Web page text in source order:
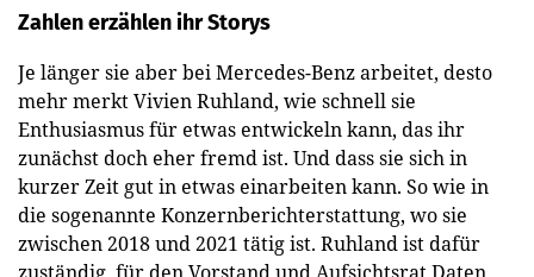
Zahlen erzählen ihr Storys
Je länger sie aber bei Mercedes-Benz arbeitet, desto
mehr merkt Vivien Ruhland, wie schnell sie
Enthusiasmus für etwas entwickeln kann, das ihr
zunächst doch eher fremd ist. Und dass sie sich in
kurzer Zeit gut in etwas einarbeiten kann. So wie in
die sogenannte Konzernberichterstattung, wo sie
zwischen 2018 und 2021 tätig ist. Ruhland ist dafür